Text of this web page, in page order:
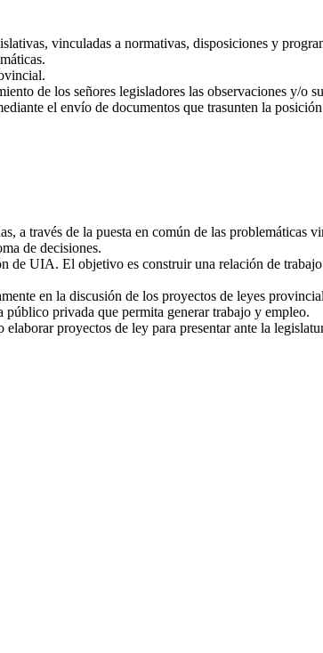
vinculadas a normativas, disposiciones y
de los señores legisladores las observaciones y/o
el envío de documentos que trasunten la
a través de la puesta en común de las problemáticas
de decisiones.
de UIA. El objetivo es construir una relación de
en la discusión de los proyectos de leyes
público privada que permita generar trabajo y empleo.
elaborar proyectos de ley para presentar ante la